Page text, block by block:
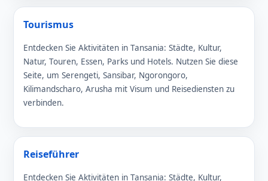
Tourismus
Entdecken Sie Aktivitäten in Tansania: Städte, Kultur,
Natur, Touren, Essen, Parks und Hotels. Nutzen Sie diese
Seite, um Serengeti, Sansibar, Ngorongoro,
Kilimandscharo, Arusha mit Visum und Reisediensten zu
verbinden.
Reiseführer
Entdecken Sie Aktivitäten in Tansania: Städte, Kultur,